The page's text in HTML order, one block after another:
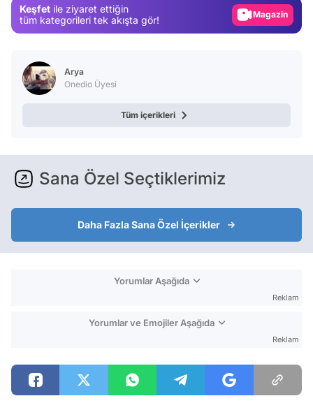
Keşfet ile ziyaret ettiğin
tüm kategorileri tek akışta gör!
Magazin
Arya
Onedio Üyesi
Tüm içerikleri
Sana Özel Seçtiklerimiz
Daha Fazla Sana Özel İçerikler
Yorumlar Aşağıda
Reklam
Yorumlar ve Emojiler Aşağıda
Reklam